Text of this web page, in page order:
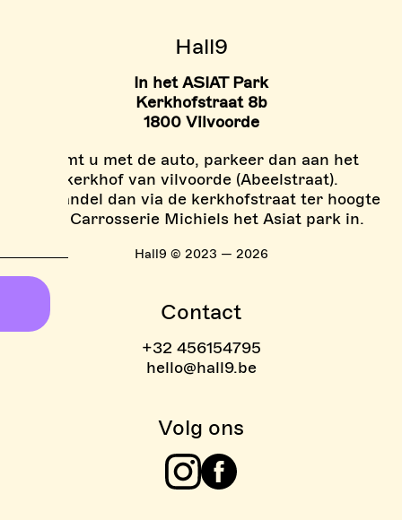
> TARIEVEN BOULDER
Hall9
In het ASIAT Park
Kerkhofstraat 8b
1800 Vilvoorde
Komt u met de auto, parkeer dan aan het
kerkhof van vilvoorde (Abeelstraat).
En wandel dan via de kerkhofstraat ter hoogte
van Carrosserie Michiels het Asiat park in.
Hall9 © 2023 — 2026
Contact
+32 456154795
hello@hall9.be
Volg ons